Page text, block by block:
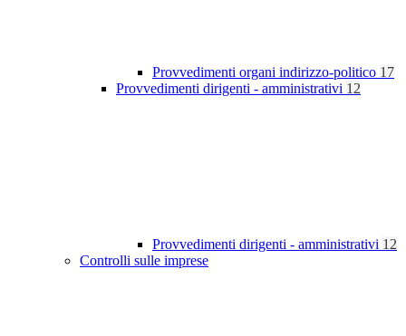
Provvedimenti organi indirizzo-politico 17
Provvedimenti dirigenti - amministrativi 12
Provvedimenti dirigenti - amministrativi 12
Controlli sulle imprese